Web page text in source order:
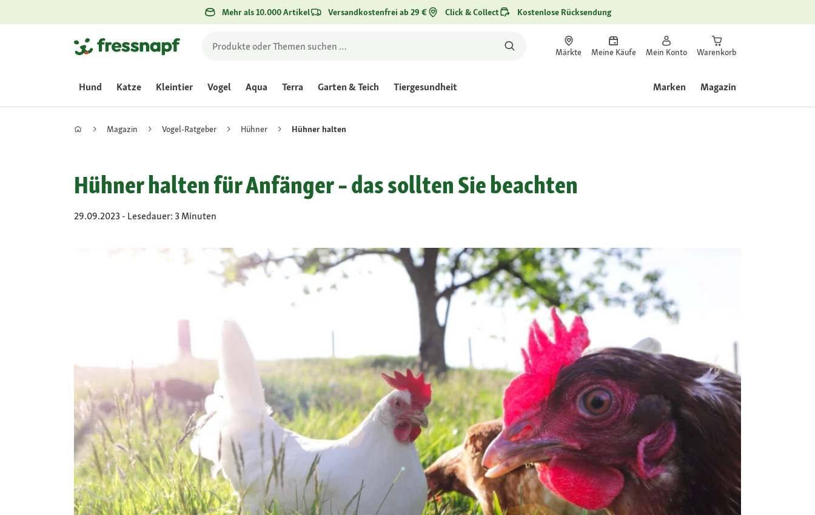
Mehr als 10.000 Artikel Versandkostenfrei ab 29 € Click & Collect Kostenlose Rücksendung
Märkte Meine Käufe Mein Konto Warenkorb
Hund Katze Kleintier Vogel Aqua Terra Garten & Teich Tiergesundheit Marken Magazin
Magazin Vogel-Ratgeber Hühner Hühner halten
Hühner halten für Anfänger – das sollten Sie beachten
29.09.2023 - Lesedauer: 3 Minuten